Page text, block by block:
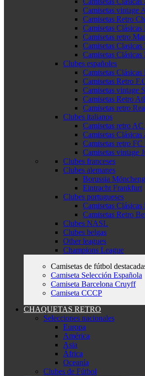
Camisetas vintage
Camisetas Retro
Camisetas
Camisetas retro
Camisetas
Camisetas
Clubes españoles
Camisetas
Camisetas Retro
Camisetas vintage
Camisetas Retro
Camisetas retro
Clubes italianos
Camisetas retro
Camisetas Clásicas
Camisetas retro FC
Camisetas vintage
Clubes franceses
Clubes alemanes
Borussia
Eintracht Frankfurt
Clubes portugueses
Camisetas
Camisetas Retro
Clubes NASL
Clubes belgas
Other leagues
Champions League
Camisetas de fútbol
Camiseta Selección Española
Camiseta Barcelona Cruyff
Camiseta CCCP
CHAQUETAS RETRO
Selecciones nacionales
Europa
América
Asia
África
Oceanía
Clubes de Fútbol